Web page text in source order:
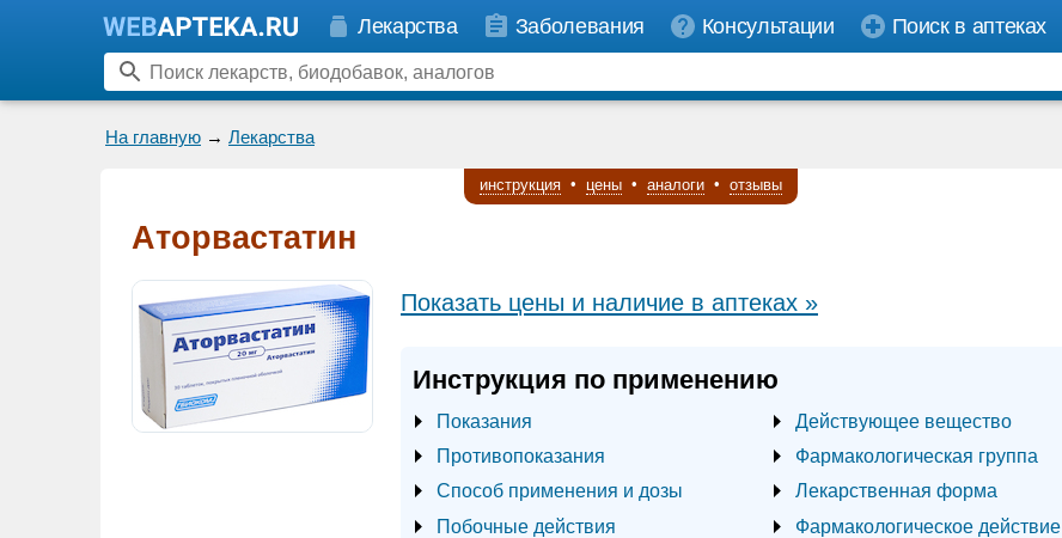
Лекарства Заболевания Консультации Поиск в аптеках
На главную → Лекарства
инструкция • цены • аналоги • отзывы
Аторвастатин
Показать цены и наличие в аптеках »
Инструкция по применению
Показания
Противопоказания
Способ применения и дозы
Побочные действия
Действующее вещество
Фармакологическая группа
Лекарственная форма
Фармакологическое действие